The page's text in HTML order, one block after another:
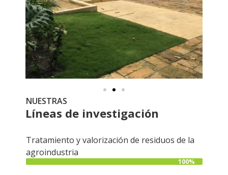
NUESTRAS
Líneas de investigación
Tratamiento y valorización de residuos de la
agroindustria
100%